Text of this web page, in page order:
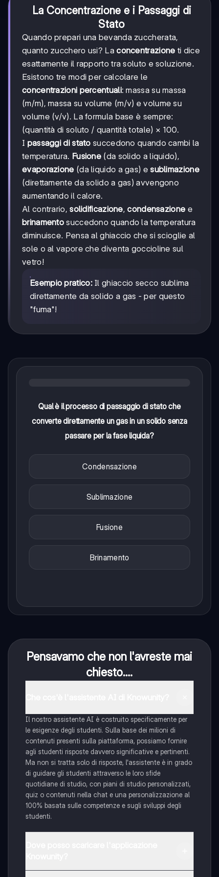
La Concentrazione e i Passaggi di
Stato
Quando prepari una bevanda zuccherata,
quanto zucchero usi? Laconcentrazione ti dice
esattamente il rapporto tra soluto e soluzione.
Esistono tre modi per calcolare le
concentrazioni percentuali: massa su massa
(m/m), massa su volume (m/v) e volume su
volume (v/v). La formula base è sempre:
(quantità di soluto / quantità totale) × 100.
I passaggi di stato succedono quando cambi la
temperatura. Fusione (da solido a liquido),
evaporazione (da liquido a gas) esublimazione
(direttamente da solido a gas) avvengono
aumentando il calore.
Al contrario,solidificazione,condensazione e
brinamento succedono quando la temperatura
diminuisce. Pensa al ghiaccio che si scioglie al
sole o al vapore che diventa goccioline sul
vetro!
Esempio pratico:Il ghiaccio secco sublima
direttamente da solido a gas - per questo
"fuma"!
Qual è il processo di passaggio di stato che
converte direttamente un gas in un solido senza
passare per la fase liquida?
Condensazione
Sublimazione
Fusione
Brinamento
Pensavamo che non l'avreste mai
chiesto....
Il nostro assistente AI è costruito specificamente per
le esigenze degli studenti. Sulla base dei milioni di
contenuti presenti sulla piattaforma, possiamo fornire
agli studenti risposte davvero significative e pertinenti.
Ma non si tratta solo di risposte, l'assistente è in grado
di guidare gli studenti attraverso le loro sfide
quotidiane di studio, con piani di studio personalizzati,
quiz o contenuti nella chat e una personalizzazione al
100% basata sulle competenze e sugli sviluppi degli
studenti.